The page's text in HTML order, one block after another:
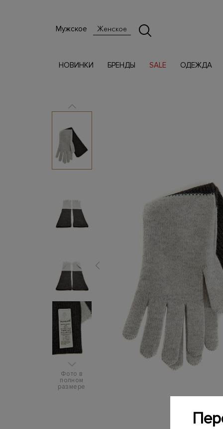
Мужское Женское
НОВИНКИ БРЕНДЫ SALE ОДЕЖДА
Фото в
полном
размере